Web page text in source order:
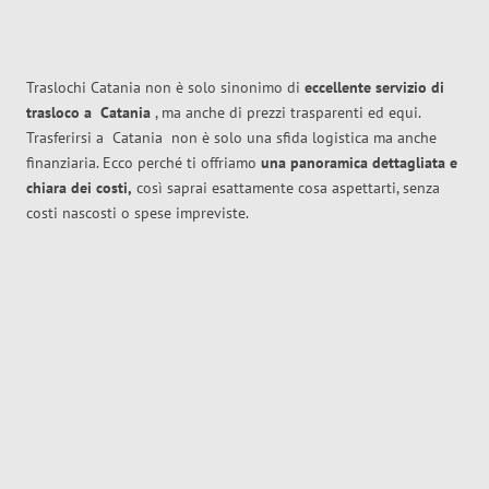
Traslochi Catania non è solo sinonimo di eccellente servizio di
trasloco a Catania , ma anche di prezzi trasparenti ed equi.
Trasferirsi a Catania non è solo una sfida logistica ma anche
finanziaria. Ecco perché ti offriamo una panoramica dettagliata e
chiara dei costi, così saprai esattamente cosa aspettarti, senza
costi nascosti o spese impreviste.